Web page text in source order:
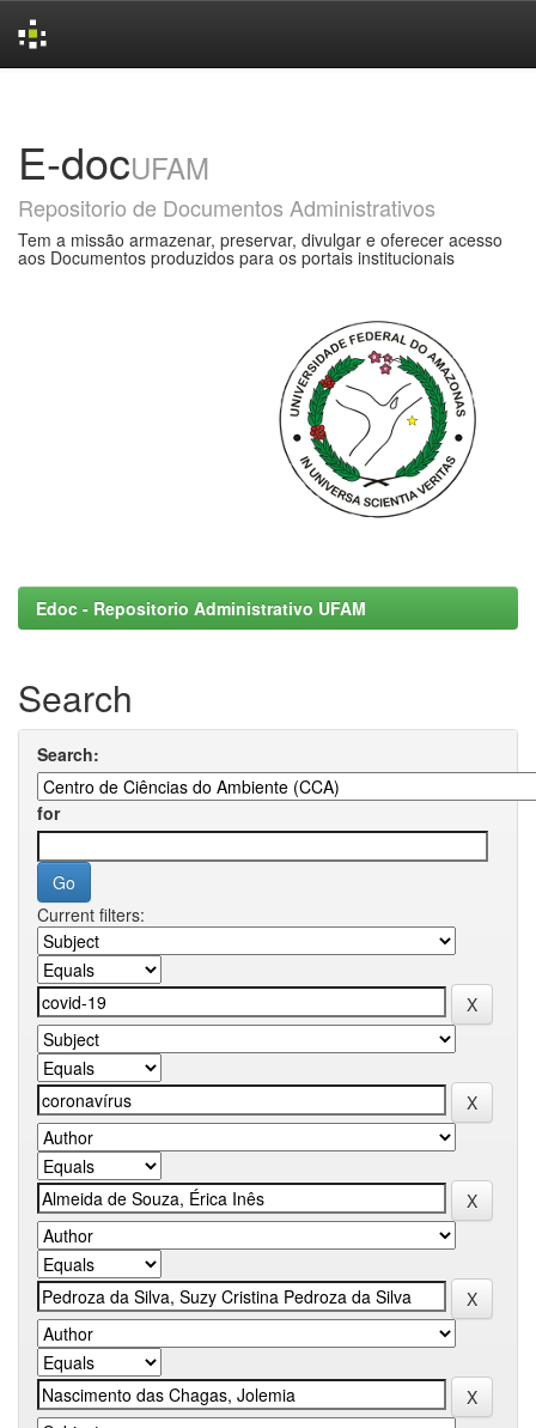
E-docUFAM
Repositorio de Documentos Administrativos
Tem a missão armazenar, preservar, divulgar e oferecer acesso
aos Documentos produzidos para os portais institucionais
Edoc - Repositorio Administrativo UFAM
Search
Search:
for
Current filters: